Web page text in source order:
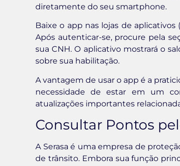
diretamente do seu smartphone.
Baixe o app nas lojas de
Após autenticar-se, procure pela
sua CNH. O aplicativo mostrará o
sobre sua habilitação.
A vantagem de usar o app é a
necessidade de estar em um
atualizações importantes
Consultar Pontos
A Serasa é uma empresa de
de trânsito. Embora sua função